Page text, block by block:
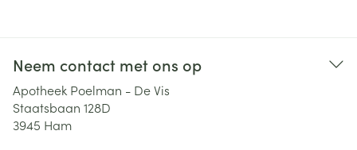
Neem contact met ons op
Apotheek Poelman - De Vis
Staatsbaan 128D
3945 Ham